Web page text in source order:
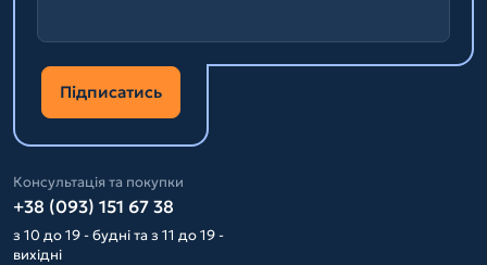
Підписатись
Консультація та покупки
+38 (093) 151 67 38
з 10 до 19 - будні та з 11 до 19 -
вихідні